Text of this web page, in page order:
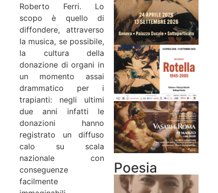
Roberto Ferri. Lo
scopo è quello di
diffondere, attraverso
la musica, se possibile,
la cultura della
donazione di organi in
un momento assai
drammatico per i
trapianti: negli ultimi
due anni infatti le
donazioni hanno
registrato un diffuso
calo su scala
nazionale con
conseguenze
facilmente
Poesia